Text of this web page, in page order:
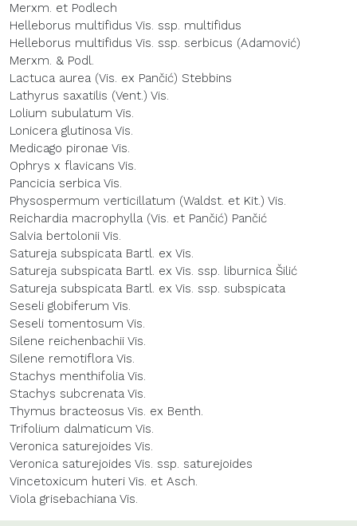
Merxm. et Podlech
Helleborus multifidus Vis. ssp. multifidus
Helleborus multifidus Vis. ssp. serbicus (Adamović)
Merxm. & Podl.
Lactuca aurea (Vis. ex Pančić) Stebbins
Lathyrus saxatilis (Vent.) Vis.
Lolium subulatum Vis.
Lonicera glutinosa Vis.
Medicago pironae Vis.
Ophrys x flavicans Vis.
Pancicia serbica Vis.
Physospermum verticillatum (Waldst. et Kit.) Vis.
Reichardia macrophylla (Vis. et Pančić) Pančić
Salvia bertolonii Vis.
Satureja subspicata Bartl. ex Vis.
Satureja subspicata Bartl. ex Vis. ssp. liburnica Šilić
Satureja subspicata Bartl. ex Vis. ssp. subspicata
Seseli globiferum Vis.
Seseli tomentosum Vis.
Silene reichenbachii Vis.
Silene remotiflora Vis.
Stachys menthifolia Vis.
Stachys subcrenata Vis.
Thymus bracteosus Vis. ex Benth.
Trifolium dalmaticum Vis.
Veronica saturejoides Vis.
Veronica saturejoides Vis. ssp. saturejoides
Vincetoxicum huteri Vis. et Asch.
Viola grisebachiana Vis.